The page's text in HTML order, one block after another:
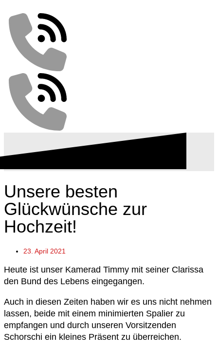
Unsere besten
Glückwünsche zur
Hochzeit!
23. April 2021
Heute ist unser Kamerad Timmy mit seiner Clarissa
den Bund des Lebens eingegangen.
Auch in diesen Zeiten haben wir es uns nicht nehmen
lassen, beide mit einem minimierten Spalier zu
empfangen und durch unseren Vorsitzenden
Schorschi ein kleines Präsent zu überreichen.